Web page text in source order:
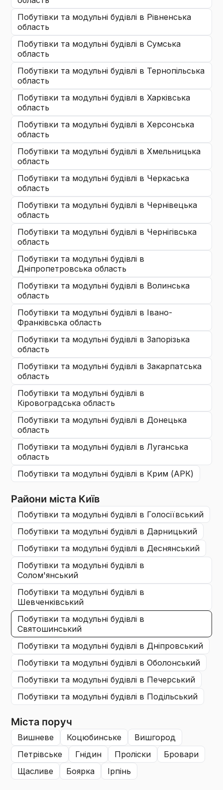
побутівки та модульні будівлі в Рівненська
область
побутівки та модульні будівлі в Сумська
область
побутівки та модульні будівлі в Тернопільська
область
побутівки та модульні будівлі в Харківська
область
побутівки та модульні будівлі в Херсонська
область
побутівки та модульні будівлі в Хмельницька
область
побутівки та модульні будівлі в Черкаська
область
побутівки та модульні будівлі в Чернівецька
область
побутівки та модульні будівлі в Чернігівська
область
побутівки та модульні будівлі в
Дніпропетровська область
побутівки та модульні будівлі в Волинська
область
побутівки та модульні будівлі в Івано-
Франківська область
побутівки та модульні будівлі в Запорізька
область
побутівки та модульні будівлі в Закарпатська
область
побутівки та модульні будівлі в
Кіровоградська область
побутівки та модульні будівлі в Донецька
область
побутівки та модульні будівлі в Луганська
область
побутівки та модульні будівлі в Крим (АРК)
Райони міста Київ
побутівки та модульні будівлі в Голосіївський
побутівки та модульні будівлі в Дарницький
побутівки та модульні будівлі в Деснянський
побутівки та модульні будівлі в
Солом'янський
побутівки та модульні будівлі в
Шевченківський
побутівки та модульні будівлі в
Святошинський
побутівки та модульні будівлі в Дніпровський
побутівки та модульні будівлі в Оболонський
побутівки та модульні будівлі в Печерський
побутівки та модульні будівлі в Подільський
Міста поруч
вишневе коцюбинське
вишгород
петрівське
гнідин проліски
бровари
щасливе
боярка ірпінь